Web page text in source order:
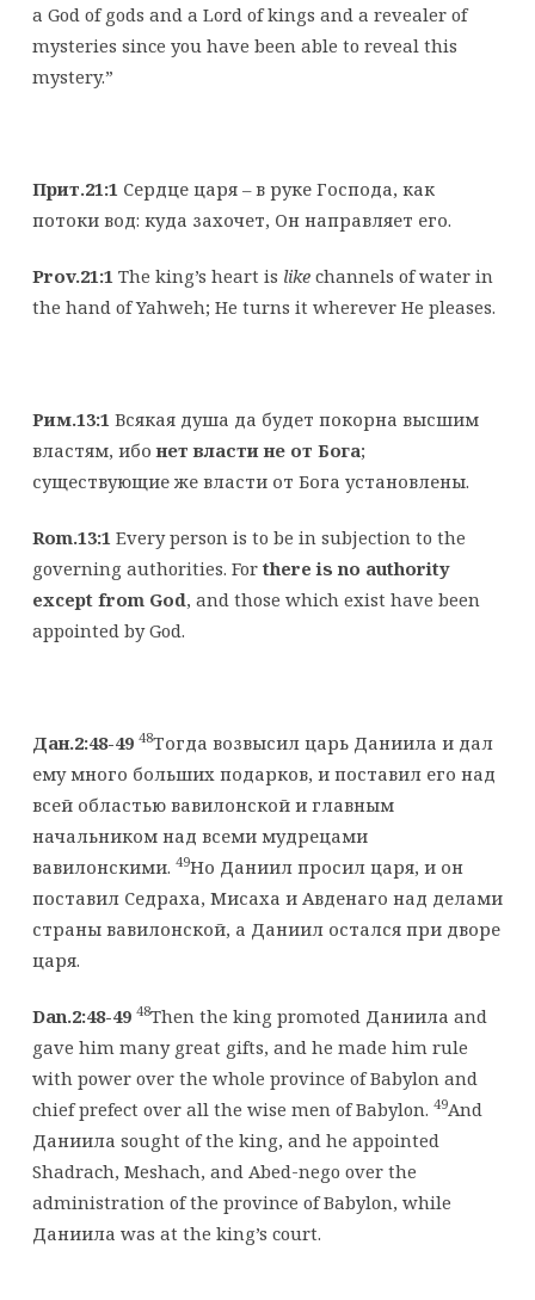
a God of gods and a Lord of kings and a revealer of
mysteries since you have been able to reveal this
mystery.”
Прит.21:1 Сердце царя – в руке Господа, как
потоки вод: куда захочет, Он направляет его.
Prov.21:1 The king’s heart is likechannels of water in
the hand of Yahweh; He turns it wherever He pleases.
Рим.13:1 Всякая душа да будет покорна высшим
властям, ибонет власти не от Бога;
существующие же власти от Бога установлены.
Rom.13:1 Every person is to be in subjection to the
governing authorities. For there is no authority
except from God, and those which exist have been
appointed by God.
Дан.2:48-49 48Тогда возвысил царь Даниила и дал
ему много больших подарков, и поставил его над
всей областью вавилонской и главным
начальником над всеми мудрецами
вавилонскими. 49Но Даниил просил царя, и он
поставил Седраха, Мисаха и Авденаго над делами
страны вавилонской, а Даниил остался при дворе
царя.
Dan.2:48-49 48Then the king promoted Даниила and
gave him many great gifts, and he made him rule
with power over the whole province of Babylon and
chief prefect over all the wise men of Babylon. 49And
Даниила sought of the king, and he appointed
Shadrach, Meshach, and Abed-nego over the
administration of the province of Babylon, while
Даниила was at the king’s court.